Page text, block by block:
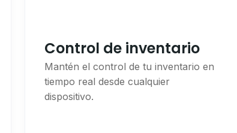
Control de inventario
Mantén el control de tu inventario en
tiempo real desde cualquier
dispositivo.